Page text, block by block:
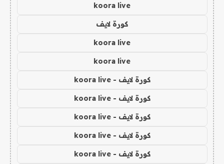
koora live
كورة لايف
koora live
koora live
كورة لايف - koora live
كورة لايف - koora live
كورة لايف - koora live
كورة لايف - koora live
كورة لايف - koora live